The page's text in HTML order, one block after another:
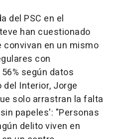
del PSC en el
han cuestionado
convivan en un mismo
con
según datos
Interior, Jorge
solo arrastran la falta
papeles': "Personas
delito viven en